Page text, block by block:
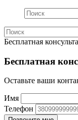
Бесплатная
Бесплатная
Оставьте ваши
Имя
Телефон